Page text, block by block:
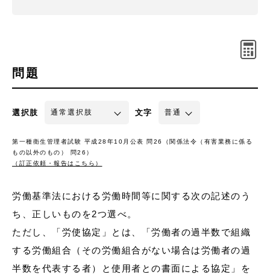
問題
選択肢 文字
第一種衛生管理者試験 平成28年10月公表 問26（関係法令（有害業務に係る
もの以外のもの） 問26）
（訂正依頼・報告はこちら）
労働基準法における労働時間等に関する次の記述のう
ち、正しいものを2つ選べ。
ただし、「労使協定」とは、「労働者の過半数で組織
する労働組合（その労働組合がない場合は労働者の過
半数を代表する者）と使用者との書面による協定」を